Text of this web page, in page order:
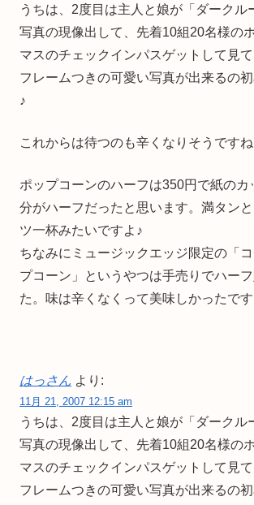
うちは、2度目は主人と娘が「ダークル
写真の現像出して、先着10組20名様の
マスのチェックインパスゲットして見て
フレームつきの可愛い写真が出来るの
♪
これからは待つのも辛くなりそうです
ポップコーンのハーフは350円で紙のカ
分がハーフだったと思います。満タン
ツ一杯みたいですよ♪
ちなみにミュージックエッジ限定の「
プコーン」というやつは手売りでハー
た。味は辛くなくって美味しかったです
はっさん より:
11月 21, 2007 12:15 am
うちは、2度目は主人と娘が「ダークル
写真の現像出して、先着10組20名様の
マスのチェックインパスゲットして見て
フレームつきの可愛い写真が出来るの